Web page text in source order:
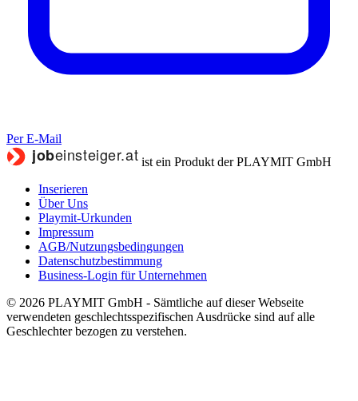
Per E-Mail
ist ein Produkt der PLAYMIT GmbH
Inserieren
Über Uns
Playmit-Urkunden
Impressum
AGB/Nutzungsbedingungen
Datenschutzbestimmung
Business-Login für Unternehmen
© 2026 PLAYMIT GmbH - Sämtliche auf dieser Webseite
verwendeten geschlechtsspezifischen Ausdrücke sind auf alle
Geschlechter bezogen zu verstehen.